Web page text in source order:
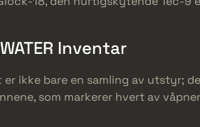
Inventar
ikke bare en samling av utstyr;
som markerer hvert av